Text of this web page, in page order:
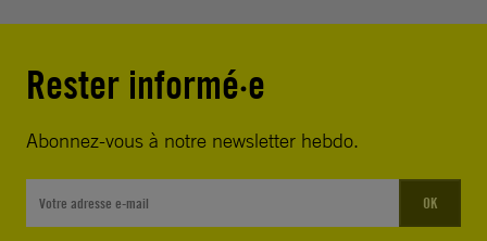
Rester informé·e
Abonnez-vous à notre newsletter hebdo.
OK